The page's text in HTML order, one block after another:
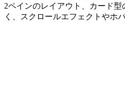
2ペインのレイアウト、カード
く、スクロールエフェクトやホ